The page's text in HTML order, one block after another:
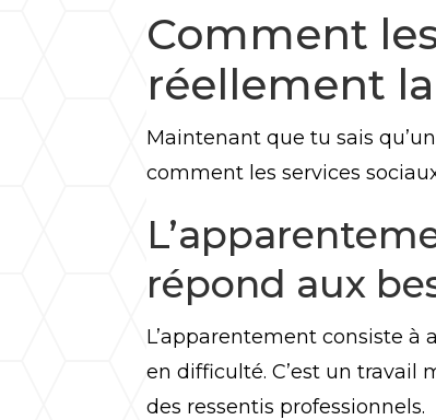
Comment
réellement
Maintenant que tu sais
comment les services
répond aux
L’apparentement consiste
en difficulté. C’est un travail
des ressentis professionnels.